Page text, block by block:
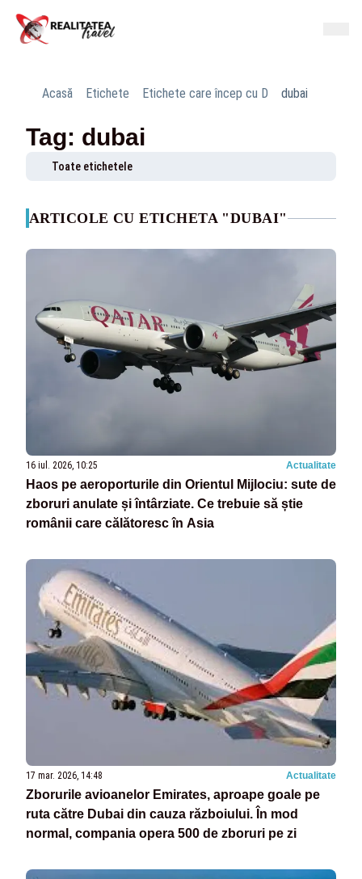
Acasă Etichete Etichete care încep cu D dubai
Tag: dubai
Toate etichetele
ARTICOLE CU ETICHETA "DUBAI"
16 iul. 2026, 10:25 Actualitate
Haos pe aeroporturile din Orientul Mijlociu: sute de
zboruri anulate și întârziate. Ce trebuie să știe
românii care călătoresc în Asia
17 mar. 2026, 14:48 Actualitate
Zborurile avioanelor Emirates, aproape goale pe
ruta către Dubai din cauza războiului. În mod
normal, compania opera 500 de zboruri pe zi